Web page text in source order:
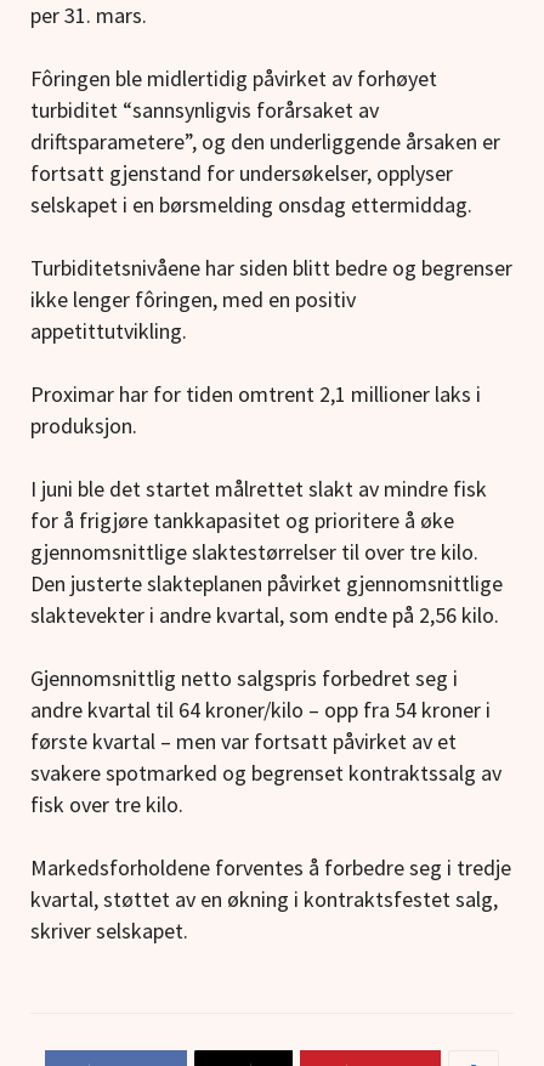
per 31. mars.
Fôringen ble midlertidig påvirket av forhøyet
turbiditet “sannsynligvis forårsaket av
driftsparametere”, og den underliggende årsaken er
fortsatt gjenstand for undersøkelser, opplyser
selskapet i en børsmelding onsdag ettermiddag.
Turbiditetsnivåene har siden blitt bedre og begrenser
ikke lenger fôringen, med en positiv
appetittutvikling.
Proximar har for tiden omtrent 2,1 millioner laks i
produksjon.
I juni ble det startet målrettet slakt av mindre fisk
for å frigjøre tankkapasitet og prioritere å øke
gjennomsnittlige slaktestørrelser til over tre kilo.
Den justerte slakteplanen påvirket gjennomsnittlige
slaktevekter i andre kvartal, som endte på 2,56 kilo.
Gjennomsnittlig netto salgspris forbedret seg i
andre kvartal til 64 kroner/kilo – opp fra 54 kroner i
første kvartal – men var fortsatt påvirket av et
svakere spotmarked og begrenset kontraktssalg av
fisk over tre kilo.
Markedsforholdene forventes å forbedre seg i tredje
kvartal, støttet av en økning i kontraktsfestet salg,
skriver selskapet.